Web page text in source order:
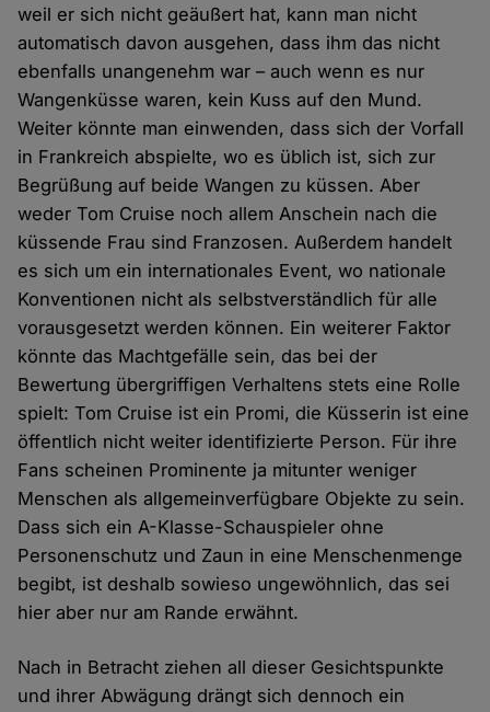
weil er sich nicht geäußert hat, kann man nicht
automatisch davon ausgehen, dass ihm das nicht
ebenfalls unangenehm war – auch wenn es nur
Wangenküsse waren, kein Kuss auf den Mund.
Weiter könnte man einwenden, dass sich der Vorfall
in Frankreich abspielte, wo es üblich ist, sich zur
Begrüßung auf beide Wangen zu küssen. Aber
weder Tom Cruise noch allem Anschein nach die
küssende Frau sind Franzosen. Außerdem handelt
es sich um ein internationales Event, wo nationale
Konventionen nicht als selbstverständlich für alle
vorausgesetzt werden können. Ein weiterer Faktor
könnte das Machtgefälle sein, das bei der
Bewertung übergriffigen Verhaltens stets eine Rolle
spielt: Tom Cruise ist ein Promi, die Küsserin ist eine
öffentlich nicht weiter identifizierte Person. Für ihre
Fans scheinen Prominente ja mitunter weniger
Menschen als allgemeinverfügbare Objekte zu sein.
Dass sich ein A-Klasse-Schauspieler ohne
Personenschutz und Zaun in eine Menschenmenge
begibt, ist deshalb sowieso ungewöhnlich, das sei
hier aber nur am Rande erwähnt.
Nach in Betracht ziehen all dieser Gesichtspunkte
und ihrer Abwägung drängt sich dennoch ein